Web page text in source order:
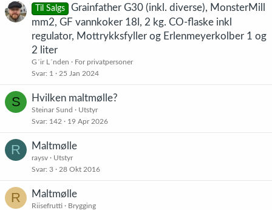
Til Salgs
Grainfather G30 (inkl. diverse), MonsterMill
mm2, GF vannkoker 18l, 2 kg. CO-flaske inkl
regulator, Mottrykksfyller og Erlenmeyerkolber 1 og
2 liter
G´ir L´nden
For privatpersoner
Svar 1 25 Jan 2024
S Hvilken maltmølle?
Steinar Sund
Utstyr
Svar 142 19 Apr 2026
R Maltmølle
raysv
Utstyr
Svar 3 28 Okt 2016
R Maltmølle
Riisefrutti
Brygging